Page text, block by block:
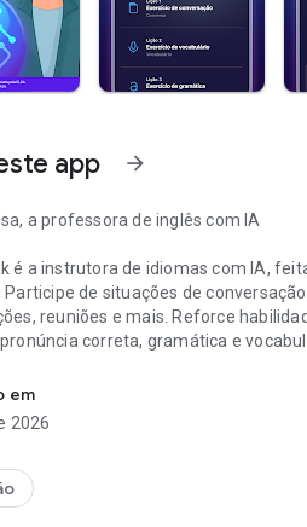
app arrow_forward
a professora de inglês com IA
é a instrutora de idiomas com IA,
Participe de situações de
reuniões e mais. Reforce
correta, gramática e
DO ELSA SPEAK:
vocabulário e estilos de
para exames: IELTS, TOEFL,
em
2026